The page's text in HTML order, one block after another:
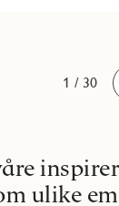
1
2
3
4
5
6
7
8
9
10
11
12
13
14
15
16
17
18
19
20
21
22
23
24
25
26
27
28
29
30 / 30
ulike